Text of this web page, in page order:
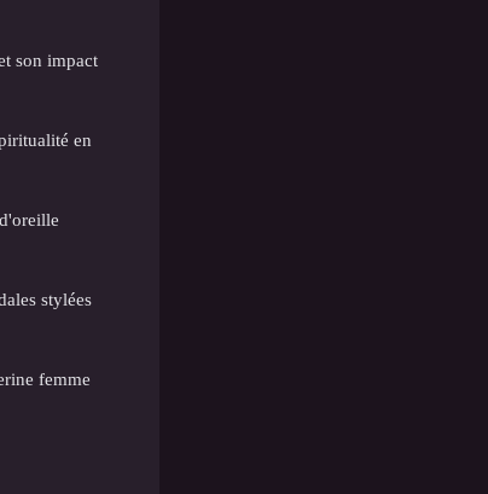
son impact
en
stylées
femme